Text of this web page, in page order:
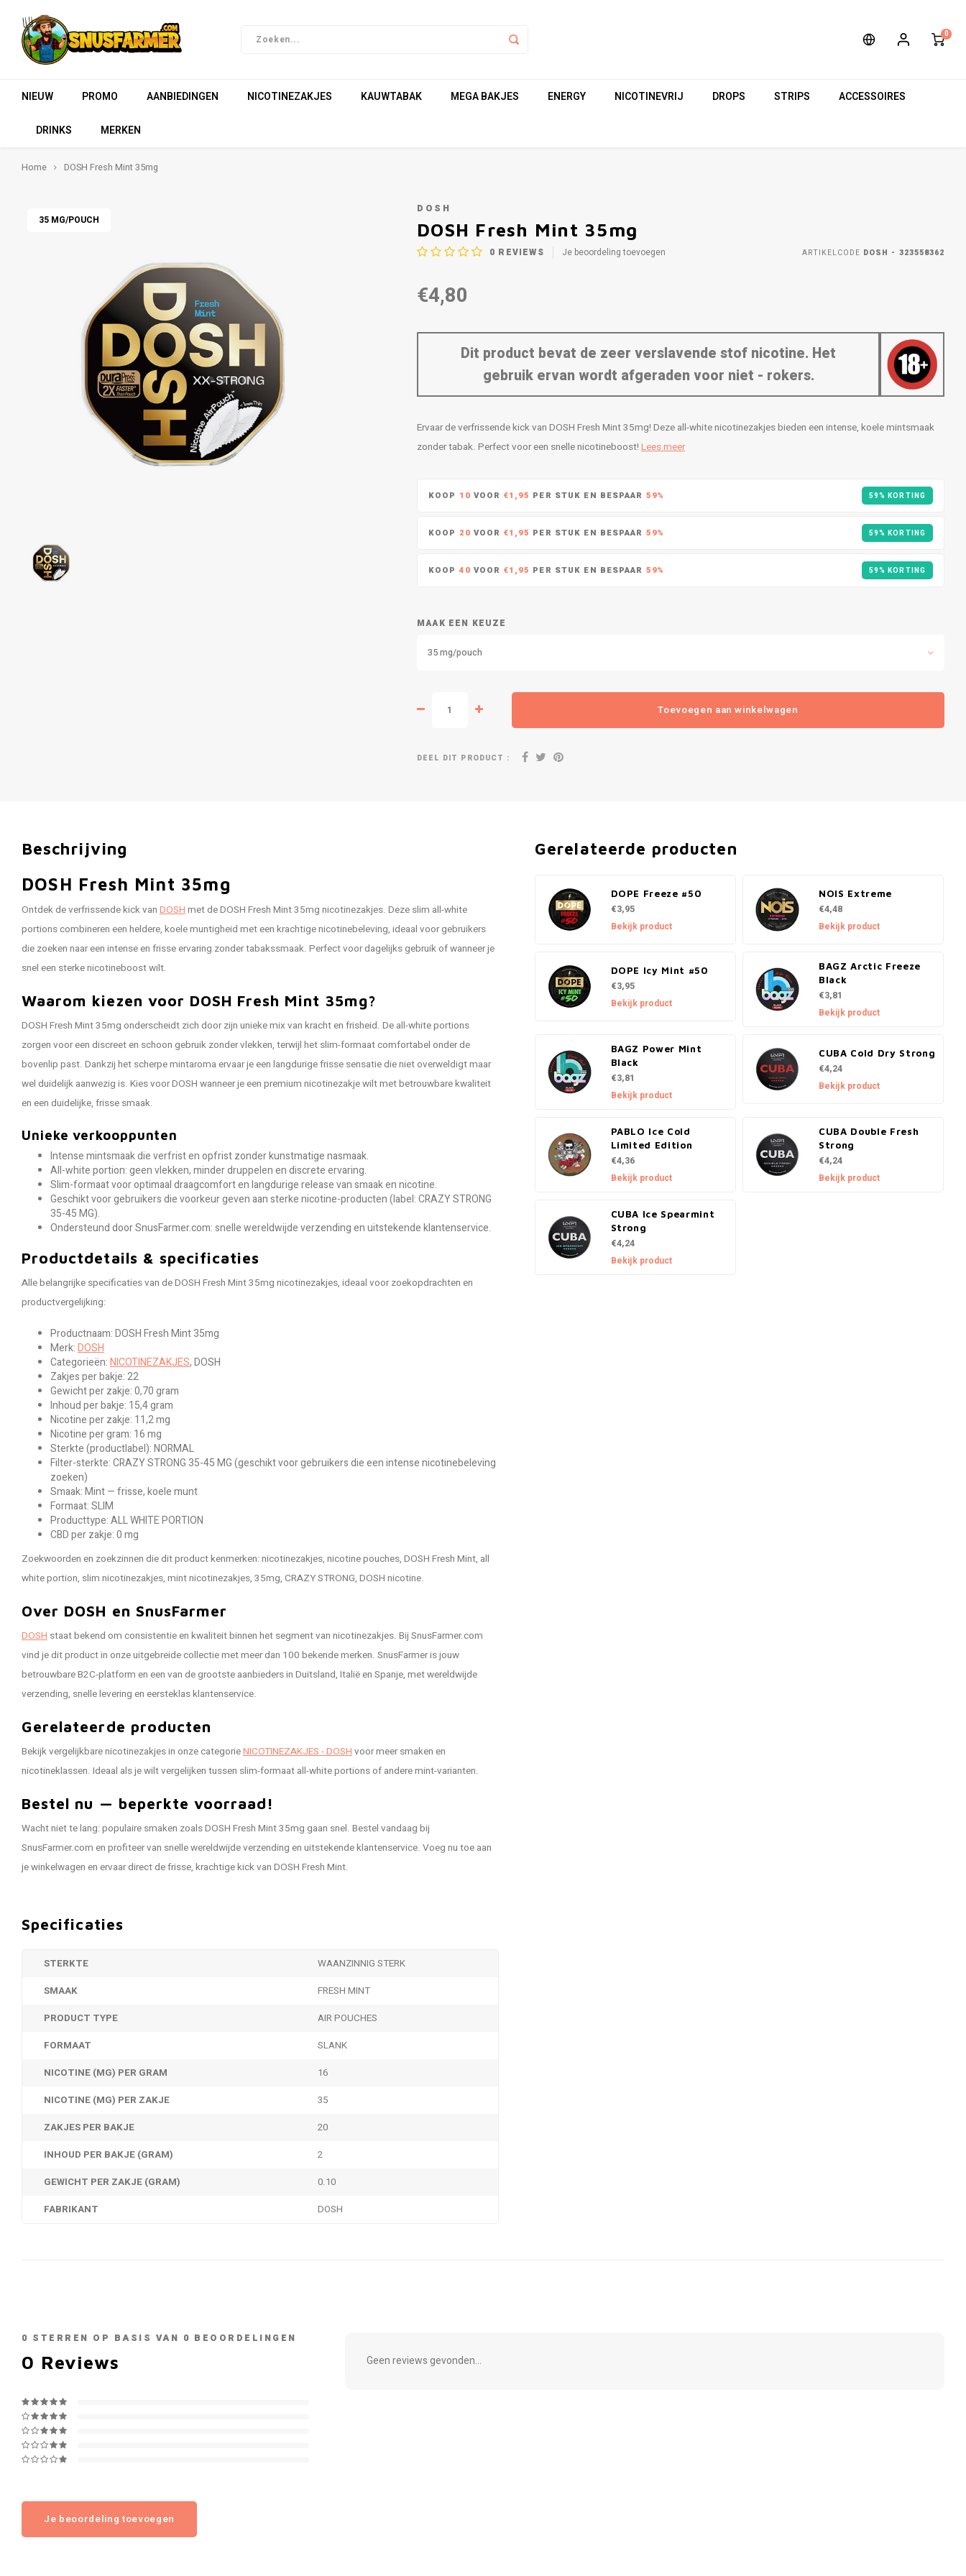
0
NIEUW PROMO AANBIEDINGEN NICOTINEZAKJES KAUWTABAK MEGA BAKJES ENERGY NICOTINEVRIJ DROPS STRIPS ACCESSOIRES
DRINKS MERKEN
Home DOSH Fresh Mint 35mg
35 MG/POUCH
DOSH
DOSH Fresh Mint 35mg
0 REVIEWS Je beoordeling toevoegen ARTIKELCODE DOSH - 323558362
€4,80
Dit product bevat de zeer verslavende stof nicotine. Het
gebruik ervan wordt afgeraden voor niet - rokers.
Ervaar de verfrissende kick van DOSH Fresh Mint 35mg! Deze all-white nicotinezakjes bieden een intense, koele mintsmaak
zonder tabak. Perfect voor een snelle nicotineboost!Lees meer
KOOP 10 VOOR €1,95 PER STUK EN BESPAAR 59% 59% KORTING
KOOP 20 VOOR €1,95 PER STUK EN BESPAAR 59% 59% KORTING
KOOP 40 VOOR €1,95 PER STUK EN BESPAAR 59% 59% KORTING
MAAK EEN KEUZE
35 mg/pouch
Toevoegen aan winkelwagen
DEEL DIT PRODUCT :
Beschrijving
DOSH Fresh Mint 35mg
Ontdek de verfrissende kick van DOSHmet de DOSH Fresh Mint 35mg nicotinezakjes. Deze slim all-white
portions combineren een heldere, koele muntigheid met een krachtige nicotinebeleving, ideaal voor gebruikers
die zoeken naar een intense en frisse ervaring zonder tabakssmaak. Perfect voor dagelijks gebruik of wanneer je
snel een sterke nicotineboost wilt.
Waarom kiezen voor DOSH Fresh Mint 35mg?
DOSH Fresh Mint 35mg onderscheidt zich door zijn unieke mix van kracht en frisheid. De all-white portions
zorgen voor een discreet en schoon gebruik zonder vlekken, terwijl het slim-formaat comfortabel onder de
bovenlip past. Dankzij het scherpe mintaroma ervaar je een langdurige frisse sensatie die niet overweldigt maar
wel duidelijk aanwezig is. Kies voor DOSH wanneer je een premium nicotinezakje wilt met betrouwbare kwaliteit
en een duidelijke, frisse smaak.
Unieke verkooppunten
Intense mintsmaak die verfrist en opfrist zonder kunstmatige nasmaak.
All-white portion: geen vlekken, minder druppelen en discrete ervaring.
Slim-formaat voor optimaal draagcomfort en langdurige release van smaak en nicotine.
Geschikt voor gebruikers die voorkeur geven aan sterke nicotine-producten (label: CRAZY STRONG
35-45 MG).
Ondersteund door SnusFarmer.com: snelle wereldwijde verzending en uitstekende klantenservice.
Productdetails & specificaties
Alle belangrijke specificaties van de DOSH Fresh Mint 35mg nicotinezakjes, ideaal voor zoekopdrachten en
productvergelijking:
Productnaam: DOSH Fresh Mint 35mg
Merk:DOSH
Categorieën:NICOTINEZAKJES, DOSH
Zakjes per bakje: 22
Gewicht per zakje: 0,70 gram
Inhoud per bakje: 15,4 gram
Nicotine per zakje: 11,2 mg
Nicotine per gram: 16 mg
Sterkte (productlabel): NORMAL
Filter-sterkte: CRAZY STRONG 35-45 MG (geschikt voor gebruikers die een intense nicotinebeleving
zoeken)
Smaak: Mint — frisse, koele munt
Formaat: SLIM
Producttype: ALL WHITE PORTION
CBD per zakje: 0 mg
Zoekwoorden en zoekzinnen die dit product kenmerken: nicotinezakjes, nicotine pouches, DOSH Fresh Mint, all
white portion, slim nicotinezakjes, mint nicotinezakjes, 35mg, CRAZY STRONG, DOSH nicotine.
Over DOSH en SnusFarmer
DOSH staat bekend om consistentie en kwaliteit binnen het segment van nicotinezakjes. Bij SnusFarmer.com
vind je dit product in onze uitgebreide collectie met meer dan 100 bekende merken. SnusFarmer is jouw
betrouwbare B2C-platform en een van de grootste aanbieders in Duitsland, Italië en Spanje, met wereldwijde
verzending, snelle levering en eersteklas klantenservice.
Gerelateerde producten
Bekijk vergelijkbare nicotinezakjes in onze categorieNICOTINEZAKJES - DOSHvoor meer smaken en
nicotineklassen. Ideaal als je wilt vergelijken tussen slim-formaat all-white portions of andere mint-varianten.
Bestel nu — beperkte voorraad!
Wacht niet te lang: populaire smaken zoals DOSH Fresh Mint 35mg gaan snel. Bestel vandaag bij
SnusFarmer.com en profiteer van snelle wereldwijde verzending en uitstekende klantenservice. Voeg nu toe aan
je winkelwagen en ervaar direct de frisse, krachtige kick van DOSH Fresh Mint.
Specificaties
STERKTE
WAANZINNIG STERK
SMAAK
FRESH MINT
PRODUCT TYPE
AIR POUCHES
FORMAAT
SLANK
NICOTINE (MG) PER GRAM
16
NICOTINE (MG) PER ZAKJE
35
ZAKJES PER BAKJE
20
INHOUD PER BAKJE (GRAM)
2
GEWICHT PER ZAKJE (GRAM)
0.10
FABRIKANT
DOSH
Gerelateerde producten
DOPE Freeze #50
€3,95
Bekijk product
NOIS Extreme
€4,48
Bekijk product
DOPE Icy Mint #50
€3,95
Bekijk product
BAGZ Arctic Freeze
Black
€3,81
Bekijk product
BAGZ Power Mint
Black
€3,81
Bekijk product
CUBA Cold Dry Strong
€4,24
Bekijk product
PABLO Ice Cold
Limited Edition
€4,36
Bekijk product
CUBA Double Fresh
Strong
€4,24
Bekijk product
CUBA Ice Spearmint
Strong
€4,24
Bekijk product
0 STERREN OP BASIS VAN 0 BEOORDELINGEN
0 Reviews
Je beoordeling toevoegen
Geen reviews gevonden...